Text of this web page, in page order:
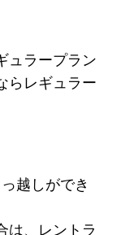
ュラープラン
らレギュラー
越しができ
は、レントラ